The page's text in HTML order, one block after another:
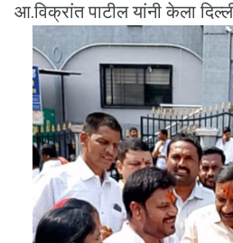
आ.विक्रांत पाटील यांनी केला